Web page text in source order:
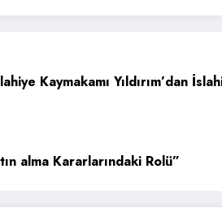
Kaymakamı Yıldırım’dan
alma Kararlarındaki Rolü”